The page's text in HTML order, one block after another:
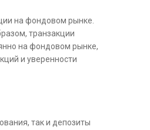
на фондовом рынке.
транзакции
на фондовом рынке,
и уверенности
так и депозиты